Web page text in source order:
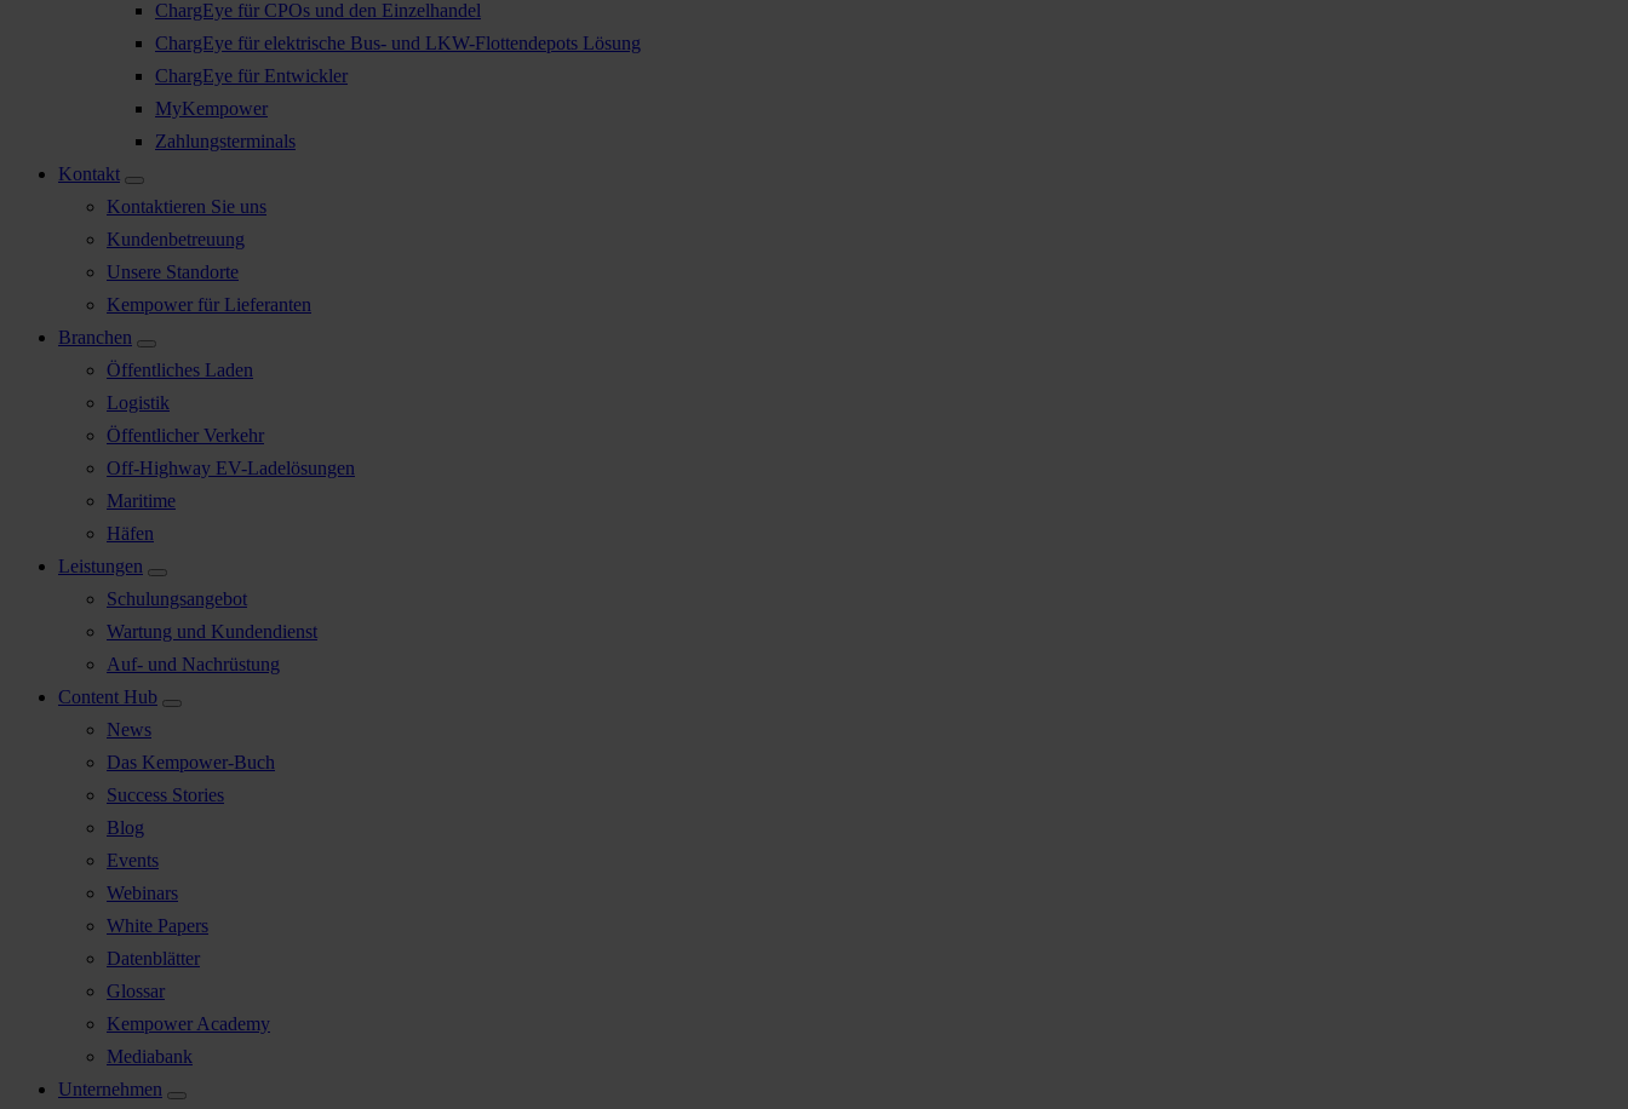
ChargEye für CPOs und den Einzelhandel
ChargEye für elektrische Bus- und LKW-Flottendepots Lösung
ChargEye für Entwickler
MyKempower
Zahlungsterminals
Kontakt
Kontaktieren Sie uns
Kundenbetreuung
Unsere Standorte
Kempower für Lieferanten
Branchen
Öffentliches Laden
Logistik
Öffentlicher Verkehr
Off-Highway EV-Ladelösungen
Maritime
Häfen
Leistungen
Schulungsangebot
Wartung und Kundendienst
Auf- und Nachrüstung
Content Hub
News
Das Kempower-Buch
Success Stories
Blog
Events
Webinars
White Papers
Datenblätter
Glossar
Kempower Academy
Mediabank
Unternehmen